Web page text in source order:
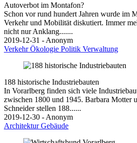
Autoverbot im Montafon?
Schon vor rund hundert Jahren wurde im
Verkehr und Mobilität diskutiert. Immer
nicht nur Anklang.......
2019-12-31 - Anonym
VerkehrÖkologie Politik Verwaltung
188 historische Industriebauten
In Vorarlberg finden sich viele
zwischen 1800 und 1945. Barbara Motter
Schneider stellen 188......
2019-12-30 - Anonym
ArchitekturGebäude